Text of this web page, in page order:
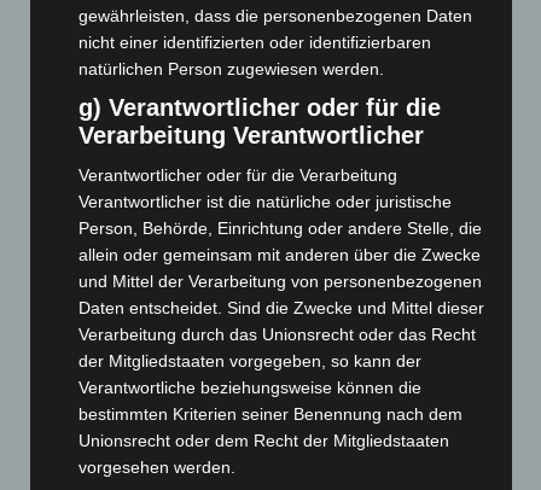
März 2025(111)
Februar 2025(96)
Dezember 2024(89)
November 2024(94)
Oktober 2024(93)
September 2024(112)
August 2024 (107)
Juli 2024(89)
Juni 2024(107)
Mai 2024(149)
April 2024(102)
März 2024(103)
gewährleisten, dass die personenbezogenen Daten
nicht einer identifizierten oder identifizierbaren
natürlichen Person zugewiesen werden.
g) Verantwortlicher oder für die
Verarbeitung Verantwortlicher
Verantwortlicher oder für die Verarbeitung
Verantwortlicher ist die natürliche oder juristische
Person, Behörde, Einrichtung oder andere Stelle, die
allein oder gemeinsam mit anderen über die Zwecke
und Mittel der Verarbeitung von personenbezogenen
Daten entscheidet. Sind die Zwecke und Mittel dieser
Verarbeitung durch das Unionsrecht oder das Recht
der Mitgliedstaaten vorgegeben, so kann der
Verantwortliche beziehungsweise können die
bestimmten Kriterien seiner Benennung nach dem
Unionsrecht oder dem Recht der Mitgliedstaaten
vorgesehen werden.